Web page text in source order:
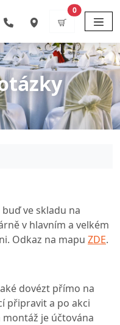
0items
ve skladu na
v hlavním a velkém
Odkaz na mapu ZDE.
dovézt přímo na
připravit a po akci
montáž je účtována